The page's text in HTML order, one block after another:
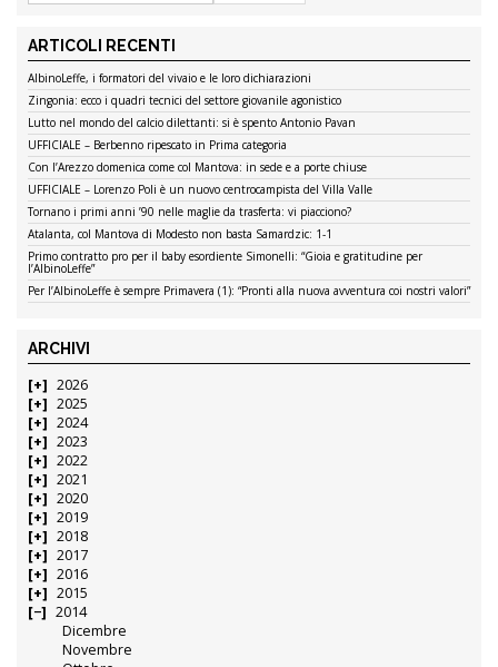
ARTICOLI RECENTI
AlbinoLeffe, i formatori del vivaio e le loro dichiarazioni
Zingonia: ecco i quadri tecnici del settore giovanile agonistico
Lutto nel mondo del calcio dilettanti: si è spento Antonio Pavan
UFFICIALE – Berbenno ripescato in Prima categoria
Con l’Arezzo domenica come col Mantova: in sede e a porte chiuse
UFFICIALE – Lorenzo Poli è un nuovo centrocampista del Villa Valle
Tornano i primi anni ’90 nelle maglie da trasferta: vi piacciono?
Atalanta, col Mantova di Modesto non basta Samardzic: 1-1
Primo contratto pro per il baby esordiente Simonelli: “Gioia e gratitudine per
l’AlbinoLeffe”
Per l’AlbinoLeffe è sempre Primavera (1): “Pronti alla nuova avventura coi nostri valori”
ARCHIVI
2026
2025
2024
2023
2022
2021
2020
2019
2018
2017
2016
2015
2014
Dicembre
Novembre